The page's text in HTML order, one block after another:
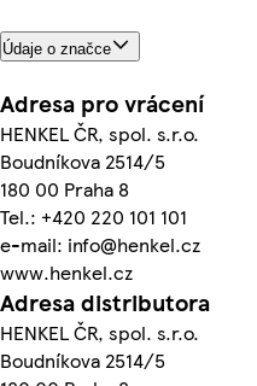
Údaje o značce
Adresa pro vrácení
HENKEL ČR, spol. s.r.o.
Boudníkova 2514/5
180 00 Praha 8
Tel.: +420 220 101 101
e-mail: info@henkel.cz
www.henkel.cz
Adresa distributora
HENKEL ČR, spol. s.r.o.
Boudníkova 2514/5